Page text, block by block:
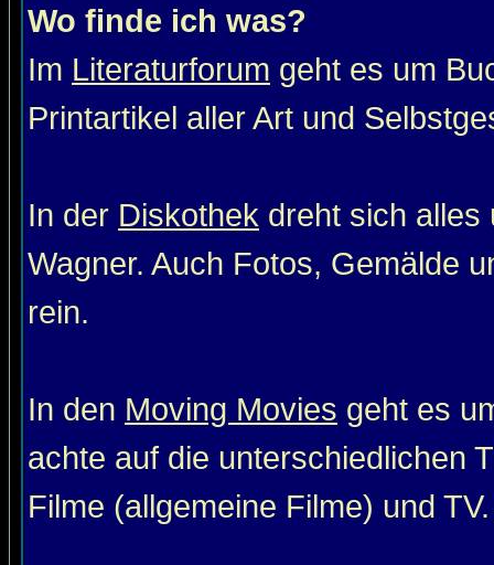
Wo finde ich was?
Im Literaturforum geht es um
Printartikel aller Art und
In der Diskothek dreht sich alles
Wagner. Auch Fotos, Gemälde
rein.
In den Moving Movies geht es
achte auf die unterschiedlichen
Filme (allgemeine Filme) und